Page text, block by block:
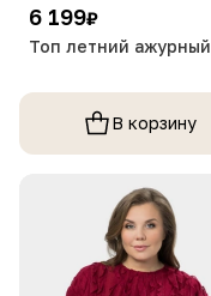
6 199₽
Топ летний ажурный
В корзину